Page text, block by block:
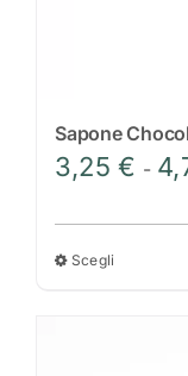
Sapone
3,25€ -
Scegli